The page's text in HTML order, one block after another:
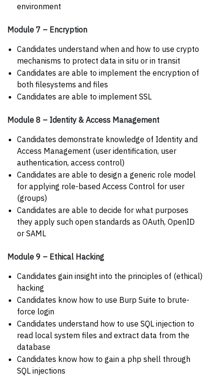
environment
Module 7 – Encryption
Candidates understand when and how to use crypto
mechanisms to protect data in situ or in transit
Candidates are able to implement the encryption of
both filesystems and files
Candidates are able to implement SSL
Module 8 – Identity & Access Management
Candidates demonstrate knowledge of Identity and
Access Management (user identification, user
authentication, access control)
Candidates are able to design a generic role model
for applying role-based Access Control for user
(groups)
Candidates are able to decide for what purposes
they apply such open standards as OAuth, OpenID
or SAML
Module 9 – Ethical Hacking
Candidates gain insight into the principles of (ethical)
hacking
Candidates know how to use Burp Suite to brute-
force login
Candidates understand how to use SQL injection to
read local system files and extract data from the
database
Candidates know how to gain a php shell through
SQL injections